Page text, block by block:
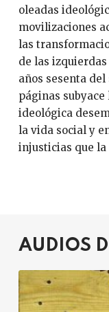
oleadas
movilizaciones
las
de las
años sesenta
páginas
ideológica
la vida social y
injusticias que la
AUDIOS